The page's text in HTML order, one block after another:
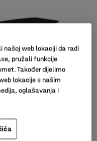
našoj web lokaciji da radi
pružali funkcije
Također dijelimo
lokacije s našim
oglašavanja i